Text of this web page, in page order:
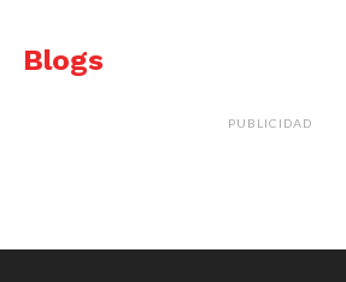
Blogs
PUBLICIDAD